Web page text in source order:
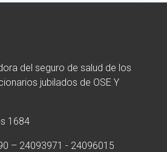
del seguro de salud de los
jubilados de OSE Y
1684
– 24093971 - 24096015